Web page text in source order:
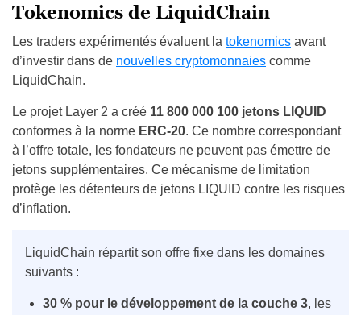
Tokenomics de LiquidChain
Les traders expérimentés évaluent la tokenomics avant
d’investir dans de nouvelles cryptomonnaies comme
LiquidChain.
Le projet Layer 2 a créé 11 800 000 100 jetons LIQUID
conformes à la norme ERC-20. Ce nombre correspondant
à l’offre totale, les fondateurs ne peuvent pas émettre de
jetons supplémentaires. Ce mécanisme de limitation
protège les détenteurs de jetons LIQUID contre les risques
d’inflation.
LiquidChain répartit son offre fixe dans les domaines
suivants :
30 % pour le développement de la couche 3, les